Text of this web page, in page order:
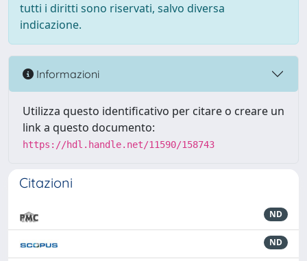
tutti i diritti sono riservati, salvo diversa
indicazione.
Informazioni
Utilizza questo identificativo per citare o creare un
link a questo documento:
https://hdl.handle.net/11590/158743
Citazioni
ND
ND